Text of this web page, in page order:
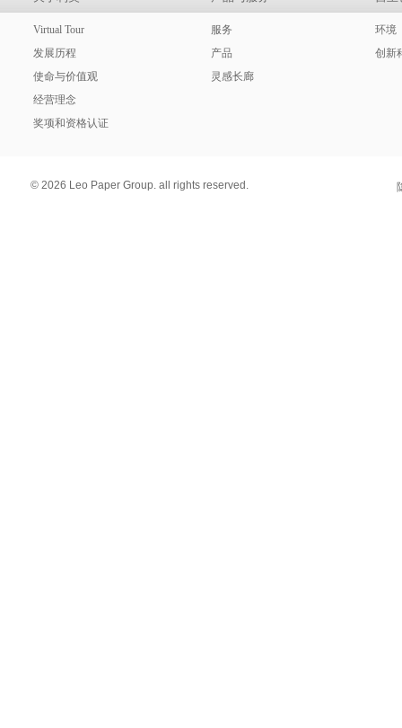
Virtual Tour
发展历程
使命与价值观
经营理念
奖项和资格认证
服务
产品
灵感长廊
环境
创新
© 2026 Leo Paper Group. all rights reserved.